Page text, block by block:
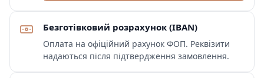
Безготівковий розрахунок (IBAN)
Оплата на офіційний рахунок ФОП. Реквізити
надаються після підтвердження замовлення.